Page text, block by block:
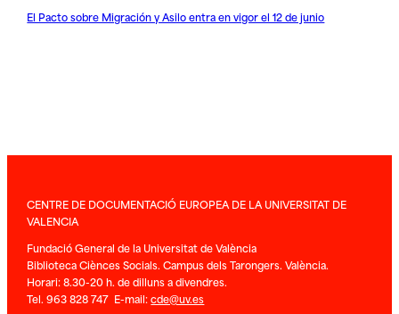
El Pacto sobre Migración y Asilo entra en vigor el 12 de junio
CENTRE DE DOCUMENTACIÓ EUROPEA DE LA UNIVERSITAT DE
VALENCIA
Fundació General de la Universitat de València
Biblioteca Ciènces Socials. Campus dels Tarongers. València.
Horari: 8.30-20 h. de dilluns a divendres.
Tel. 963 828 747 E-mail:cde@uv.es